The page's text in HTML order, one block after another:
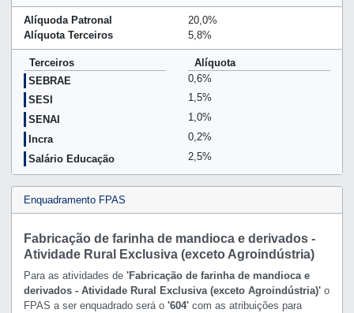
Alíquoda Patronal
20,0%
Alíquota Terceiros
5,8%
Terceiros
Alíquota
SEBRAE
0,6%
SESI
1,5%
SENAI
1,0%
Incra
0,2%
Salário Educação
2,5%
Enquadramento FPAS
Fabricação de farinha de mandioca e derivados -
Atividade Rural Exclusiva (exceto Agroindústria)
Para as atividades de 'Fabricação de farinha de mandioca e
derivados - Atividade Rural Exclusiva (exceto Agroindústria)'o
FPAS a ser enquadrado será o '604'com as atribuições para